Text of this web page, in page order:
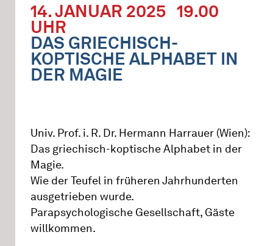
14. JANUAR 2025 19.00
UHR
DAS GRIECHISCH-
KOPTISCHE ALPHABET IN
DER MAGIE
Univ. Prof. i. R. Dr. Hermann Harrauer (Wien):
Das griechisch-koptische Alphabet in der
Magie.
Wie der Teufel in früheren Jahrhunderten
ausgetrieben wurde.
Parapsychologische Gesellschaft, Gäste
willkommen.